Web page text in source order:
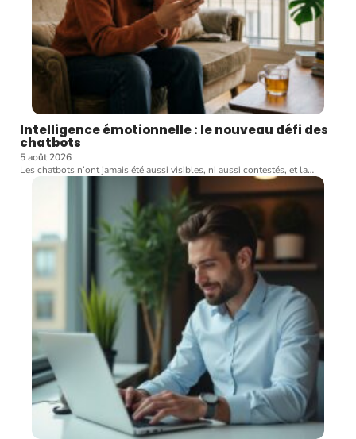
Intelligence émotionnelle : le nouveau défi des
chatbots
5 août 2026
Les chatbots n’ont jamais été aussi visibles, ni aussi contestés, et la…